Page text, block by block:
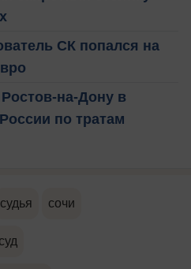
СК попался на
на-Дону в
по тратам
судья сочи